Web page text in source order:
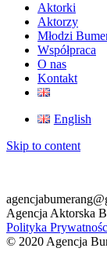
Aktorki
Aktorzy
Młodzi
Współpraca
O nas
Kontakt
English
Skip to content
Agencja Aktorska
Polityka
© 2020 Agencja